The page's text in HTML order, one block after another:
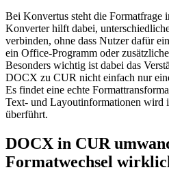
Bei Konvertus steht die
Konverter hilft dabei,
verbinden, ohne dass Nutzer dafür
ein Office-Programm oder
Besonders wichtig ist dabei das
DOCX zu CUR nicht einfach nur
Es findet eine echte
Text- und Layoutinformationen wird
überführt.
DOCX in CUR
Formatwechsel